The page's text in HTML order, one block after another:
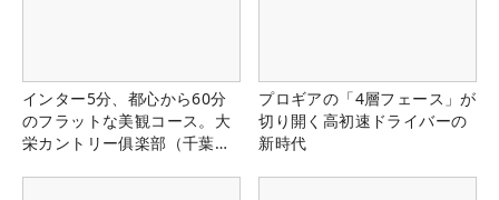
インター5分、都心から60分
のフラットな美観コース。大
栄カントリー俱楽部（千葉
プロギアの「4層フェース」が
切り開く高初速ドライバーの
新時代